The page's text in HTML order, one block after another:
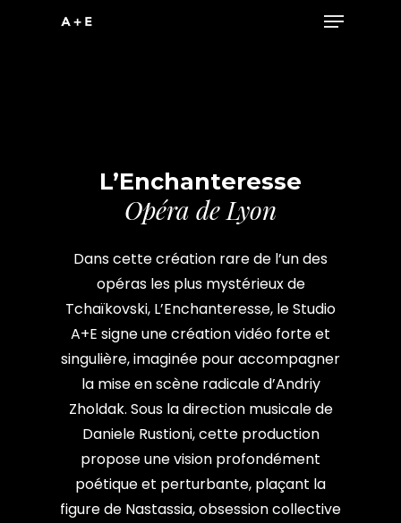
Menu
L’Enchanteresse
Opéra de Lyon
Dans cette création rare de l’un des
opéras les plus mystérieux de
Tchaïkovski, L’Enchanteresse, le Studio
A+E signe une création vidéo forte et
singulière, imaginée pour accompagner
la mise en scène radicale d’Andriy
Zholdak. Sous la direction musicale de
Daniele Rustioni, cette production
propose une vision profondément
poétique et perturbante, plaçant la
figure de Nastassia, obsession collective